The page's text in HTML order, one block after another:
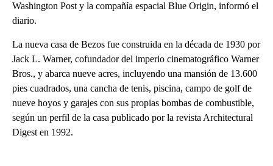
Washington Post y la compañía espacial Blue Origin, informó el
diario.
La nueva casa de Bezos fue construida en la década de 1930 por
Jack L. Warner, cofundador del imperio cinematográfico Warner
Bros., y abarca nueve acres, incluyendo una mansión de 13.600
pies cuadrados, una cancha de tenis, piscina, campo de golf de
nueve hoyos y garajes con sus propias bombas de combustible,
según un perfil de la casa publicado por la revista Architectural
Digest en 1992.